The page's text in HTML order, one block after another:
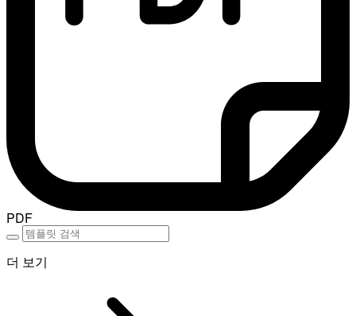
PDF
더 보기